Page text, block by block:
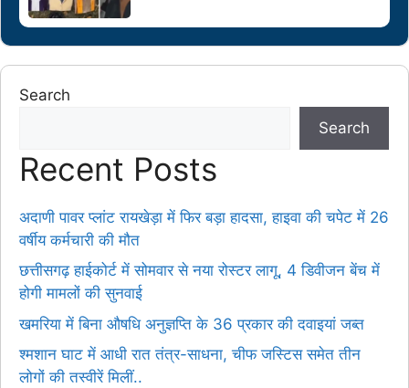
Search
Search
Recent Posts
अदाणी पावर प्लांट रायखेड़ा में फिर बड़ा हादसा, हाइवा की चपेट में 26
वर्षीय कर्मचारी की मौत
छत्तीसगढ़ हाईकोर्ट में सोमवार से नया रोस्टर लागू, 4 डिवीजन बेंच में
होगी मामलों की सुनवाई
खमरिया में बिना औषधि अनुज्ञप्ति के 36 प्रकार की दवाइयां जब्त
श्मशान घाट में आधी रात तंत्र-साधना, चीफ जस्टिस समेत तीन
लोगों की तस्वीरें मिलीं..